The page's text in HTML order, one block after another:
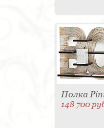
Полка
148 700